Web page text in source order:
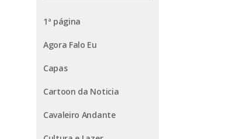
1ª página
Agora Falo Eu
Capas
Cartoon da Noticia
Cavaleiro Andante